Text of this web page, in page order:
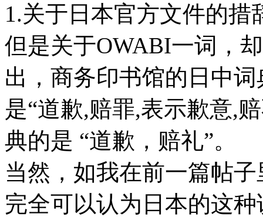
1.关于日本官方文件的
但是关于OWABI一词，
出，商务印书馆的日中
是“道歉,赔罪,表示歉意,
典的是 “道歉，赔礼”。
当然，如我在前一篇帖
完全可以认为日本的这